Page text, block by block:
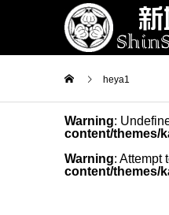
heya1
Warning:
content/themes/
Warning: Attempt
content/themes/